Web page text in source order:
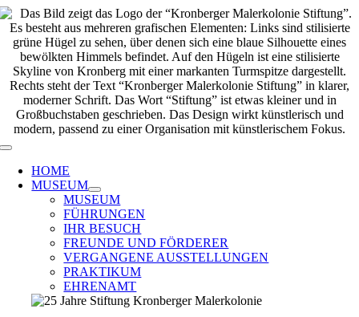
Zum
Inhalt
springen
Toggle
Navigation
HOME
MUSEUM
MUSEUM
FÜHRUNGEN
IHR BESUCH
FREUNDE UND FÖRDERER
VERGANGENE AUSSTELLUNGEN
PRAKTIKUM
EHRENAMT